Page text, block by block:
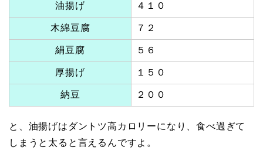
油揚げ ４１０
木綿豆腐 ７２
絹豆腐 ５６
厚揚げ １５０
納豆 ２００
と、油揚げはダントツ高カロリーになり、食べ過ぎて
しまうと太ると言えるんですよ。